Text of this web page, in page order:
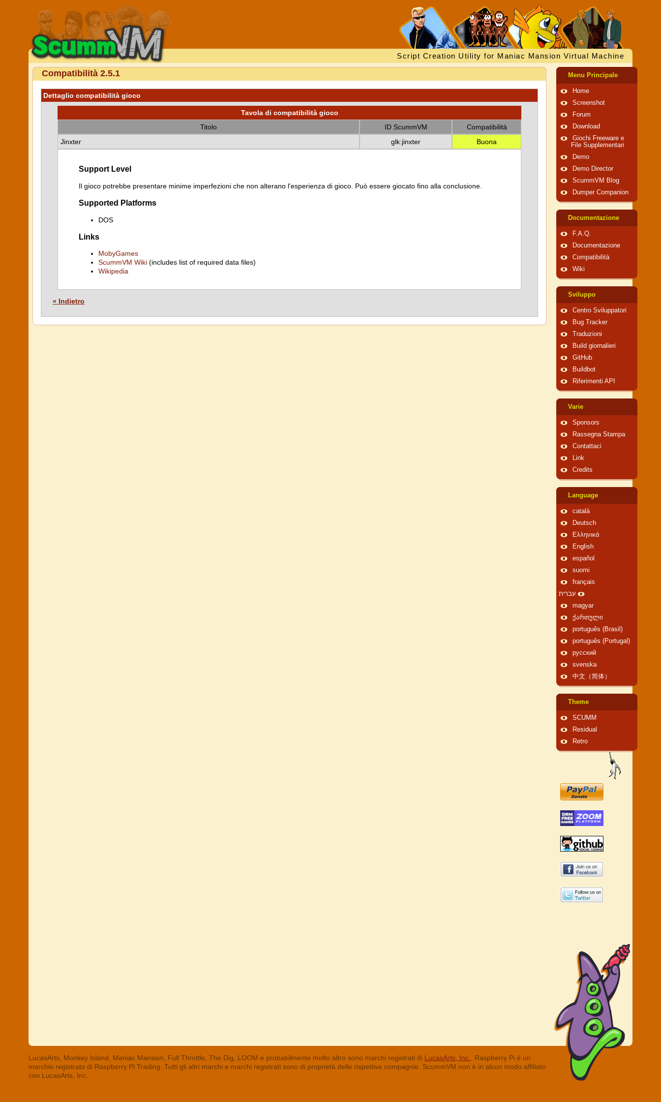
Script Creation Utility for Maniac Mansion Virtual Machine
Compatibilità 2.5.1
Dettaglio compatibilità gioco
Tavola di compatibilità gioco
Titolo
ID ScummVM
Compatibilità
Jinxter
glk:jinxter Buona
Support Level
Il gioco potrebbe presentare minime imperfezioni che non alterano l'esperienza di gioco. Può essere giocato fino alla conclusione.
Supported Platforms
DOS
Links
MobyGames
ScummVM Wiki (includes list of required data files)
Wikipedia
« Indietro
Menu Principale
Home
Screenshot
Forum
Download
Giochi Freeware e
File Supplementari
Demo
Demo Director
ScummVM Blog
Dumper Companion
Documentazione
F.A.Q.
Documentazione
Compatibilità
Wiki
Sviluppo
Centro Sviluppatori
Bug Tracker
Traduzioni
Build giornalieri
GitHub
Buildbot
Riferimenti API
Varie
Sponsors
Rassegna Stampa
Contattaci
Link
Credits
Language
català
Deutsch
Ελληνικά
English
español
suomi
français
עברית
magyar
ქართული
português (Brasil)
português (Portugal)
русский
svenska
中文（简体）
Theme
SCUMM
Residual
Retro
LucasArts, Monkey Island, Maniac Mansion, Full Throttle, The Dig, LOOM e probabilmente molto altro sono marchi registrati di LucasArts, Inc.
. Raspberry Pi è un
marchio registrato di Raspberry Pi Trading. Tutti gli altri marchi e marchi registrati sono di proprietà delle rispettive compagnie. ScummVM non è in alcun modo affiliato
con LucasArts, Inc.